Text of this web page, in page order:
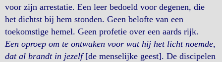
voor zijn arrestatie. Een leer bedoeld voor degenen, die
het dichtst bij hem stonden. Geen belofte van een
toekomstige hemel. Geen profetie over een aards rijk.
Een oproep om te ontwaken voor wat hij het licht noemde,
dat al brandt in jezelf[de menselijke geest]. De discipelen